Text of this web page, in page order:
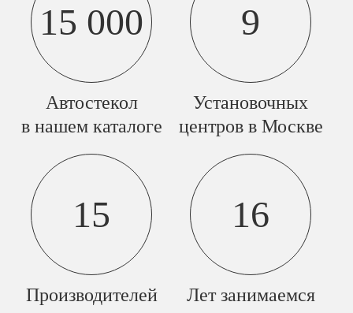
15 000
Автостекол
в нашем каталоге
9
Установочных
центров в Москве
15
Производителей
16
Лет занимаемся